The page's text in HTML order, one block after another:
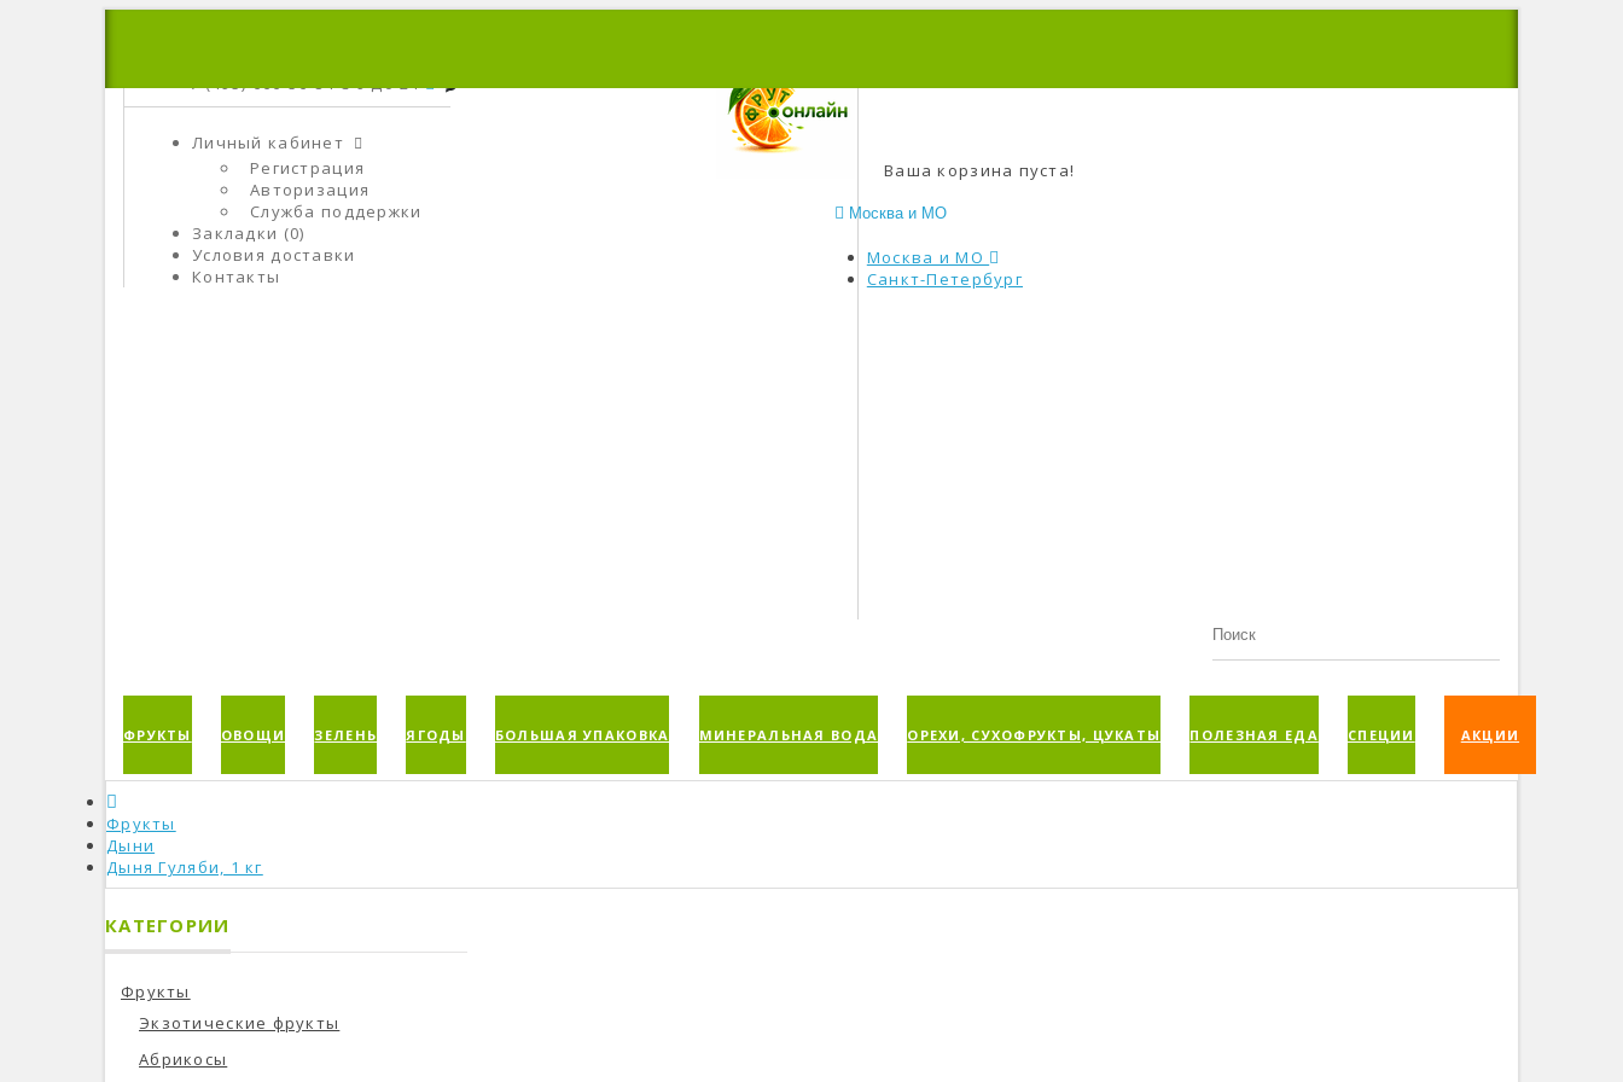
+7 (495) 666-56-84C 9 До 21
Личный кабинет
Регистрация
Авторизация
Служба поддержки
Закладки (0)
Условия доставки
Контакты
Ваша корзина пуста!
Москва и МО
Москва и МО
Санкт-Петербург
ФРУКТЫ ОВОЩИ ЗЕЛЕНЬ ЯГОДЫ БОЛЬШАЯ УПАКОВКА МИНЕРАЛЬНАЯ ВОДА ОРЕХИ, СУХОФРУКТЫ, ЦУКАТЫ ПОЛЕЗНАЯ ЕДА СПЕЦИИ АКЦИИ
Фрукты
Дыни
Дыня Гуляби, 1 кг
КАТЕГОРИИ
Фрукты
Экзотические фрукты
Абрикосы